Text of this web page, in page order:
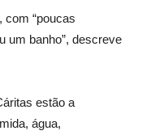
com “poucas
um banho”, descreve
estão a
água,